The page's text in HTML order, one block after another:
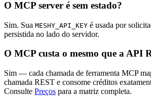
O MCP server é sem estado?
Sim. Sua MESHY_API_KEY é usada por
persistida no lado do servidor.
O MCP custa o mesmo que a API
Sim — cada chamada de ferramenta MCP
chamada REST e consome créditos
Consulte Preços para a matriz completa.